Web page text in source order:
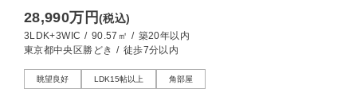
28,990万円(税込)
3LDK+3WIC / 90.57㎡ / 築20年以内
東京都中央区勝どき / 徒歩7分以内
眺望良好 LDK15帖以上 角部屋